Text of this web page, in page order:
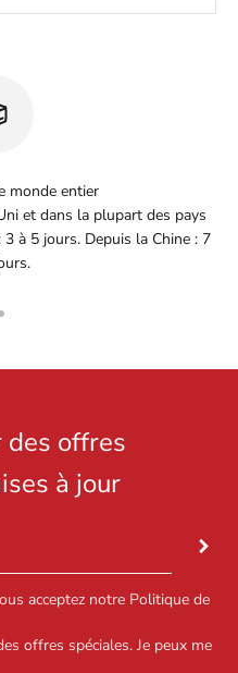
monde entier
et dans la plupart des pays
à 5 jours. Depuis la Chine : 7
des offres
à jour
acceptez notre Politique de
offres spéciales. Je peux me